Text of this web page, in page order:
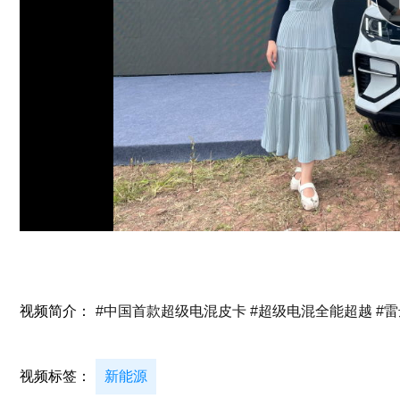
视频简介： #中国首款超级电混皮卡 #超级电混全能超越 #
视频标签： 新能源